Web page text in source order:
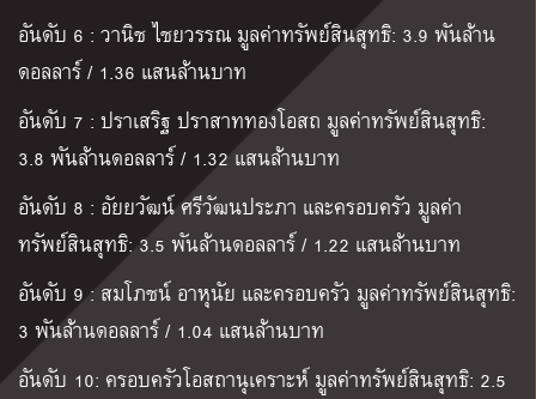
อันดับ 6 : วานิช ไชยวรรณ มูลค่าทรัพย์สินสุทธิ: 3.9 พันล้าน
ดอลลาร์/ 1.36 แสนล้านบาท
อันดับ 7 : ปราเสริฐ ปราสาททองโอสถ มูลค่าทรัพย์สินสุทธิ:
3.8 พันล้านดอลลาร์/ 1.32แสนล้านบาท
อันดับ 8 : อัยยวัฒน์ ศรีวัฒนประภา และครอบครัว มูลค่า
ทรัพย์สินสุทธิ: 3.5 พันล้านดอลลาร์/ 1.22 แสนล้านบาท
อันดับ 9 :สมโภชน์ อาหุนัย และครอบครัว มูลค่าทรัพย์สินสุทธิ:
3 พันล้านดอลลาร์/ 1.04 แสนล้านบาท
อันดับ 10: ครอบครัวโอสถานุเคราะห์​มูลค่าทรัพย์สินสุทธิ: 2.5